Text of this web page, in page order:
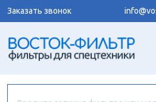
Заказать звонок